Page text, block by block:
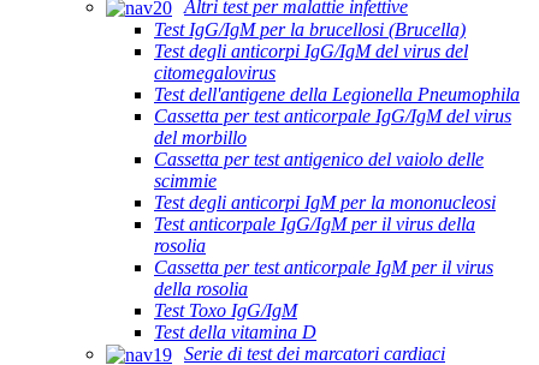
Altri test per malattie infettive
Test IgG/IgM per la brucellosi (Brucella)
Test degli anticorpi IgG/IgM del virus del
citomegalovirus
Test dell'antigene della Legionella Pneumophila
Cassetta per test anticorpale IgG/IgM del virus
del morbillo
Cassetta per test antigenico del vaiolo delle
scimmie
Test degli anticorpi IgM per la mononucleosi
Test anticorpale IgG/IgM per il virus della
rosolia
Cassetta per test anticorpale IgM per il virus
della rosolia
Test Toxo IgG/IgM
Test della vitamina D
Serie di test dei marcatori cardiaci